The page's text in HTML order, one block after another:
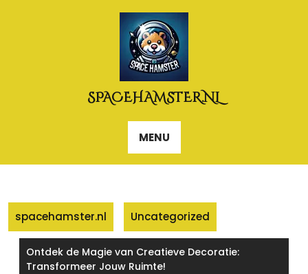
SPACEHAMSTER.NL
MENU
spacehamster.nl Uncategorized
Ontdek de Magie van Creatieve Decoratie:
Transformeer Jouw Ruimte!